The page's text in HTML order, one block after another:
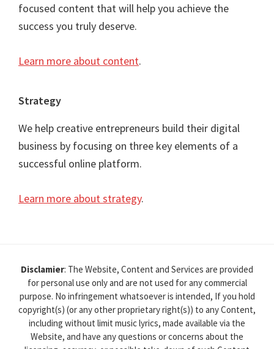
focused content that will help you achieve the
success you truly deserve.
Learn more about content.
Strategy
We help creative entrepreneurs build their digital
business by focusing on three key elements of a
successful online platform.
Learn more about strategy.
Disclamier: The Website, Content and Services are provided
for personal use only and are not used for any commercial
purpose. No infringement whatsoever is intended, If you hold
copyright(s) (or any other proprietary right(s)) to any Content,
including without limit music lyrics, made available via the
Website, and have any questions or concerns about the